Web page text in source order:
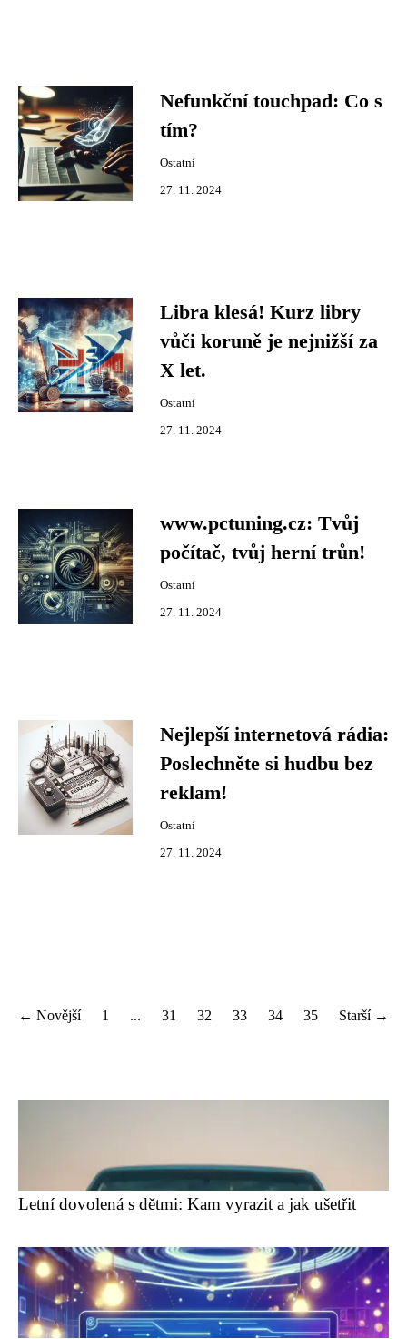
Nefunkční touchpad: Co s
tím?
Ostatní
27. 11. 2024
Libra klesá! Kurz libry
vůči koruně je nejnižší za
X let.
Ostatní
27. 11. 2024
www.pctuning.cz: Tvůj
počítač, tvůj herní trůn!
Ostatní
27. 11. 2024
Nejlepší internetová rádia:
Poslechněte si hudbu bez
reklam!
Ostatní
27. 11. 2024
← Novější 1 ... 31 32 33 34 35 Starší →
Letní dovolená s dětmi: Kam vyrazit a jak ušetřit